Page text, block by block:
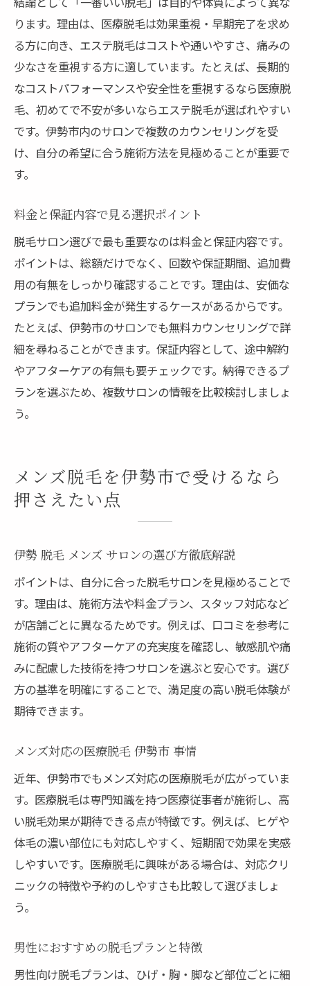
ります。理由は、医療脱毛は効果重視・早期完了を求め
る方に向き、エステ脱毛はコストや通いやすさ、痛みの
少なさを重視する方に適しています。たとえば、長期的
なコストパフォーマンスや安全性を重視するなら医療脱
毛、初めてで不安が多いならエステ脱毛が選ばれやすい
です。伊勢市内のサロンで複数のカウンセリングを受
け、自分の希望に合う施術方法を見極めることが重要で
す。
料金と保証内容で見る選択ポイント
脱毛サロン選びで最も重要なのは料金と保証内容です。
ポイントは、総額だけでなく、回数や保証期間、追加費
用の有無をしっかり確認することです。理由は、安価な
プランでも追加料金が発生するケースがあるからです。
たとえば、伊勢市のサロンでも無料カウンセリングで詳
細を尋ねることができます。保証内容として、途中解約
やアフターケアの有無も要チェックです。納得できるプ
ランを選ぶため、複数サロンの情報を比較検討しましょ
う。
メンズ脱毛を伊勢市で受けるなら
押さえたい点
伊勢 脱毛 メンズ サロンの選び方徹底解説
ポイントは、自分に合った脱毛サロンを見極めることで
す。理由は、施術方法や料金プラン、スタッフ対応など
が店舗ごとに異なるためです。例えば、口コミを参考に
施術の質やアフターケアの充実度を確認し、敏感肌や痛
みに配慮した技術を持つサロンを選ぶと安心です。選び
方の基準を明確にすることで、満足度の高い脱毛体験が
期待できます。
メンズ対応の医療脱毛 伊勢市 事情
近年、伊勢市でもメンズ対応の医療脱毛が広がっていま
す。医療脱毛は専門知識を持つ医療従事者が施術し、高
い脱毛効果が期待できる点が特徴です。例えば、ヒゲや
体毛の濃い部位にも対応しやすく、短期間で効果を実感
しやすいです。医療脱毛に興味がある場合は、対応クリ
ニックの特徴や予約のしやすさも比較して選びましょ
う。
男性におすすめの脱毛プランと特徴
男性向け脱毛プランは、ひげ・胸・脚など部位ごとに細